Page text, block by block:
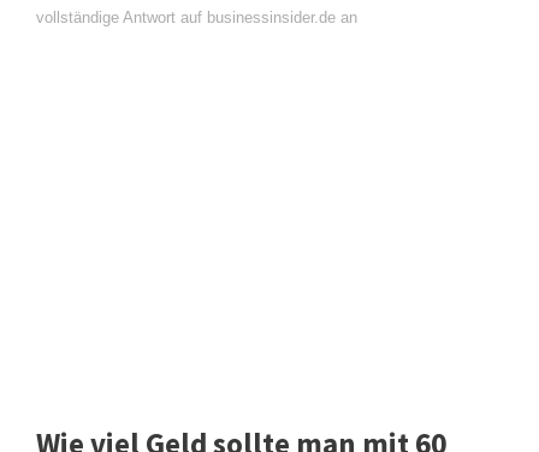
vollständige Antwort auf businessinsider.de an
Wie viel Geld sollte man mit 60